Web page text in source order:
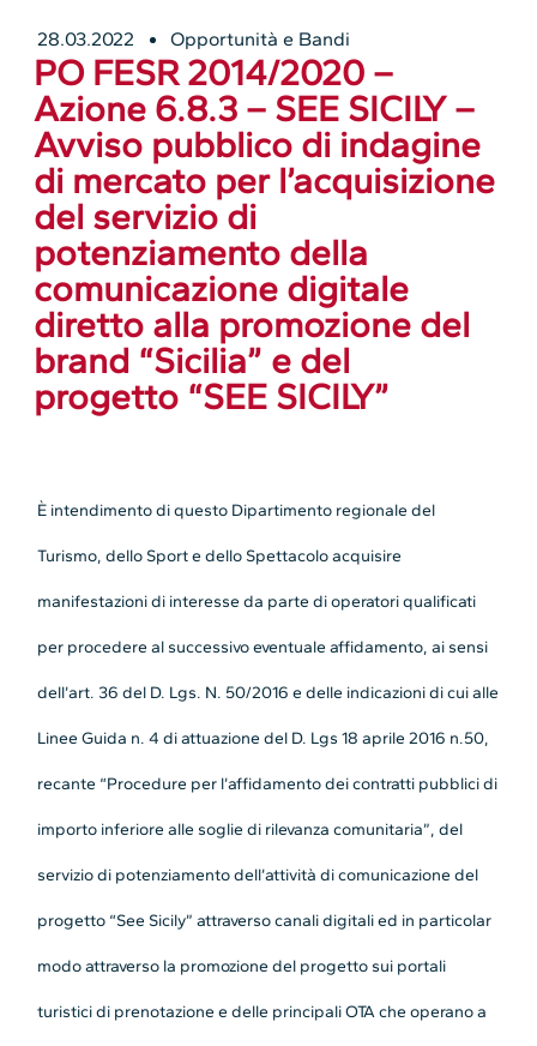
28.03.2022 Opportunità e Bandi
PO FESR 2014/2020 –
Azione 6.8.3 – SEE SICILY –
Avviso pubblico di indagine
di mercato per l’acquisizione
del servizio di
potenziamento della
comunicazione digitale
diretto alla promozione del
brand “Sicilia” e del
progetto “SEE SICILY”
È intendimento di questo Dipartimento regionale del
Turismo, dello Sport e dello Spettacolo acquisire
manifestazioni di interesse da parte di operatori qualificati
per procedere al successivo eventuale affidamento, ai sensi
dell’art. 36 del D. Lgs. N. 50/2016 e delle indicazioni di cui alle
Linee Guida n. 4 di attuazione del D. Lgs 18 aprile 2016 n.50,
recante “Procedure per l’affidamento dei contratti pubblici di
importo inferiore alle soglie di rilevanza comunitaria”, del
servizio di potenziamento dell’attività di comunicazione del
progetto “See Sicily” attraverso canali digitali ed in particolar
modo attraverso la promozione del progetto sui portali
turistici di prenotazione e delle principali OTA che operano a